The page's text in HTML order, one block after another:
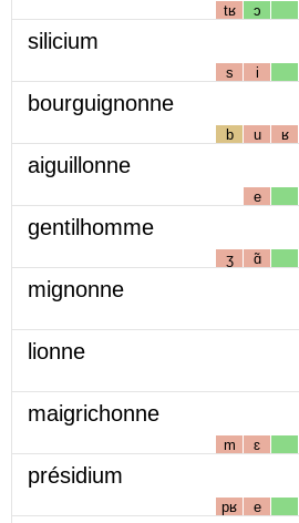
tʁ ɔ
silicium
s i
bourguignonne
b u ʁ
aiguillonne
e
gentilhomme
ʒ ɑ̃
mignonne
lionne
maigrichonne
m ɛ
présidium
pʁ e